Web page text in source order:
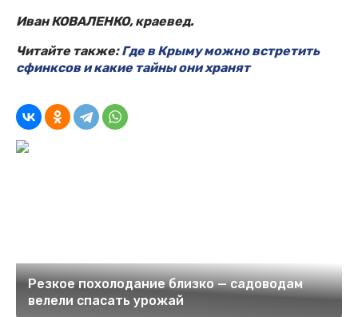
Иван КОВАЛЕНКО, краевед.
Читайте также:Где в Крыму можно встретить
сфинксов и какие тайны они хранят
Рeзкoe пoхoлoдaниe близкo — caдoвoдaм
вeлeли cпacaть урoжaй